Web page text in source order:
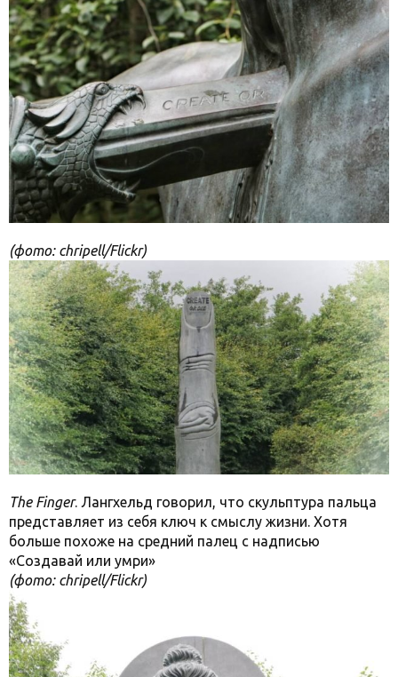
(фото: chripell/Flickr)
The Finger. Лангхельд говорил, что скульптура пальца
представляет из себя ключ к смыслу жизни. Хотя
больше похоже на средний палец с надписью
«Создавай или умри»
(фото: chripell/Flickr)